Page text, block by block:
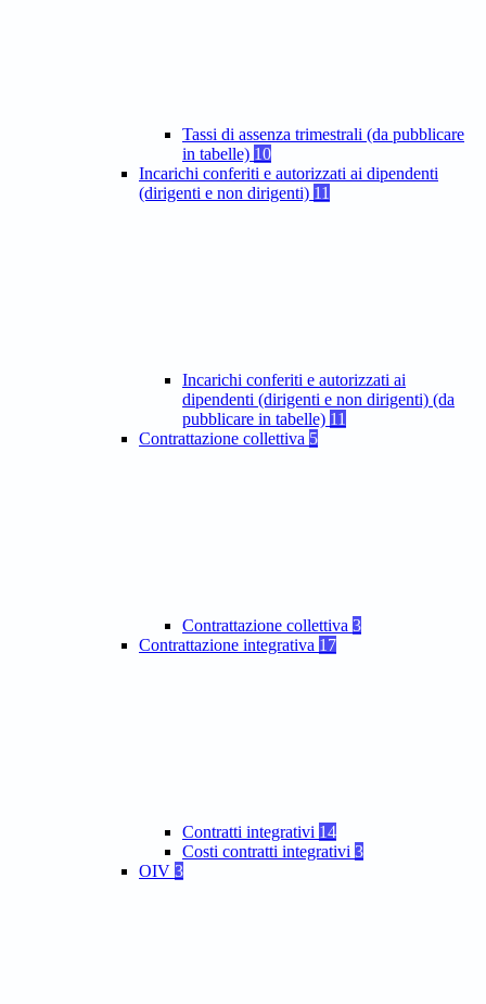
Tassi di assenza trimestrali (da pubblicare
in tabelle) 10
Incarichi conferiti e autorizzati ai dipendenti
(dirigenti e non dirigenti) 11
Incarichi conferiti e autorizzati ai
dipendenti (dirigenti e non dirigenti) (da
pubblicare in tabelle) 11
Contrattazione collettiva 5
Contrattazione collettiva 3
Contrattazione integrativa 17
Contratti integrativi 14
Costi contratti integrativi 3
OIV 3